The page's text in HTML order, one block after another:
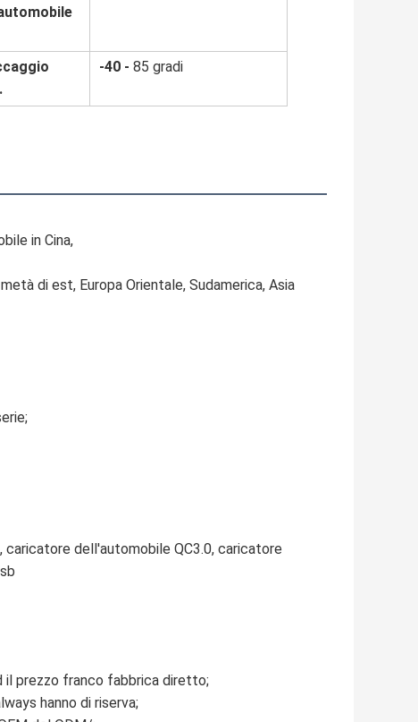
-40 - 85 gradi
in Cina,
di est, Europa Orientale, Sudamerica, Asia
dell'automobile QC3.0, caricatore
il prezzo franco fabbrica diretto;
hanno di riserva;